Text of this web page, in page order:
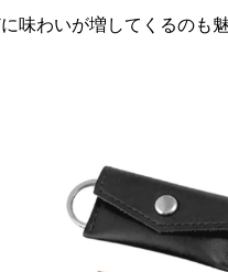
味わいが増してくるのも